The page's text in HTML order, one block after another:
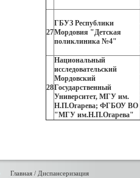
27
ГБУЗ Республики
Мордовия "Детская
поликлиника №4"
28
Национальный
исследовательский
Мордовский
Государственный
Университет, МГУ им.
Н.П.Огарева; ФГБОУ ВО
"МГУ им.Н.П.Огарева"
Главная/ Диспансеризация